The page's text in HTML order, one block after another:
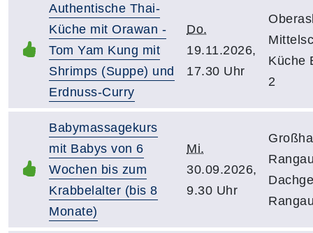
Authentische Thai-
Küche mit Orawan -
Tom Yam Kung mit
Shrimps (Suppe) und
Erdnuss-Curry
Do.
19.11.2026,
17.30 Uhr
Küche
2
Babymassagekurs
mit Babys von 6
Wochen bis zum
Krabbelalter (bis 8
Monate)
Mi.
30.09.2026,
9.30 Uhr